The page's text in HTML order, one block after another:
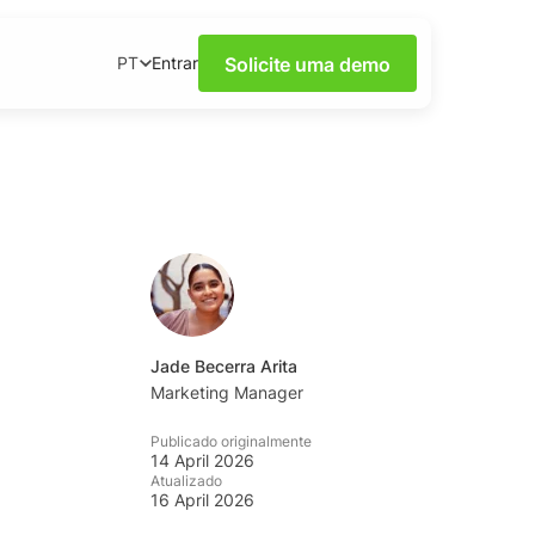
sobre redes sociais,
prático disponível
de escuta
PT Entrar Solicite uma demo
Jade Becerra Arita
Marketing Manager
Publicado originalmente
14 April 2026
Atualizado
16 April 2026